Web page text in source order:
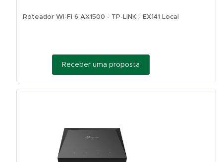
Roteador Wi-Fi 6 AX1500 - TP-LINK - EX141 Local
Receber uma proposta